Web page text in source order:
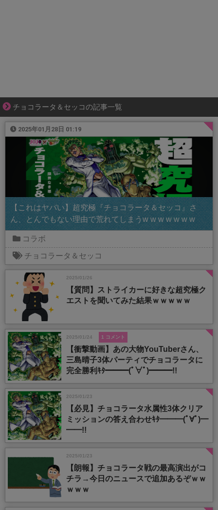
チョコラータ＆セッコの記事一覧
2025年01月28日 01:19
【これはヤバい】超究極『チョコラータ＆セッコ』さ
ん、とんでもない理由で荒れてしまうw w w w w w w
コラボ
チョコラータ＆セッコ
2025/01/26
【質問】ストライカーに好きな超究極ク
エストを聞いてみた結果ｗｗｗｗｗ
2025/01/24 1 コメント
【衝撃動画】あの大物YouTuberさん、
三島晴子3体パーティでチョコラータに
完全勝利ｷﾀ━━━(ﾟ∀ﾟ)━━━!!
2025/01/23
【必見】チョコラータ水属性3体クリア
ミッションの答え合わせｷﾀ━━━(ﾟ∀ﾟ)━
━━!!
2025/01/23
【朗報】チョコラータ戦の最高演出がコ
チラ→今日のニュースで追加あるぞｗｗ
ｗｗｗ